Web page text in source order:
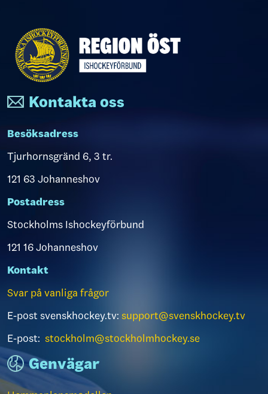
Kontakta oss
Besöksadress
Tjurhornsgränd 6, 3 tr.
121 63 Johanneshov
Postadress
Stockholms Ishockeyförbund
121 16 Johanneshov
Kontakt
Svar på vanliga frågor
E-post svenskhockey.tv: support@svenskhockey.tv
E-post: stockholm@stockholmhockey.se
Genvägar